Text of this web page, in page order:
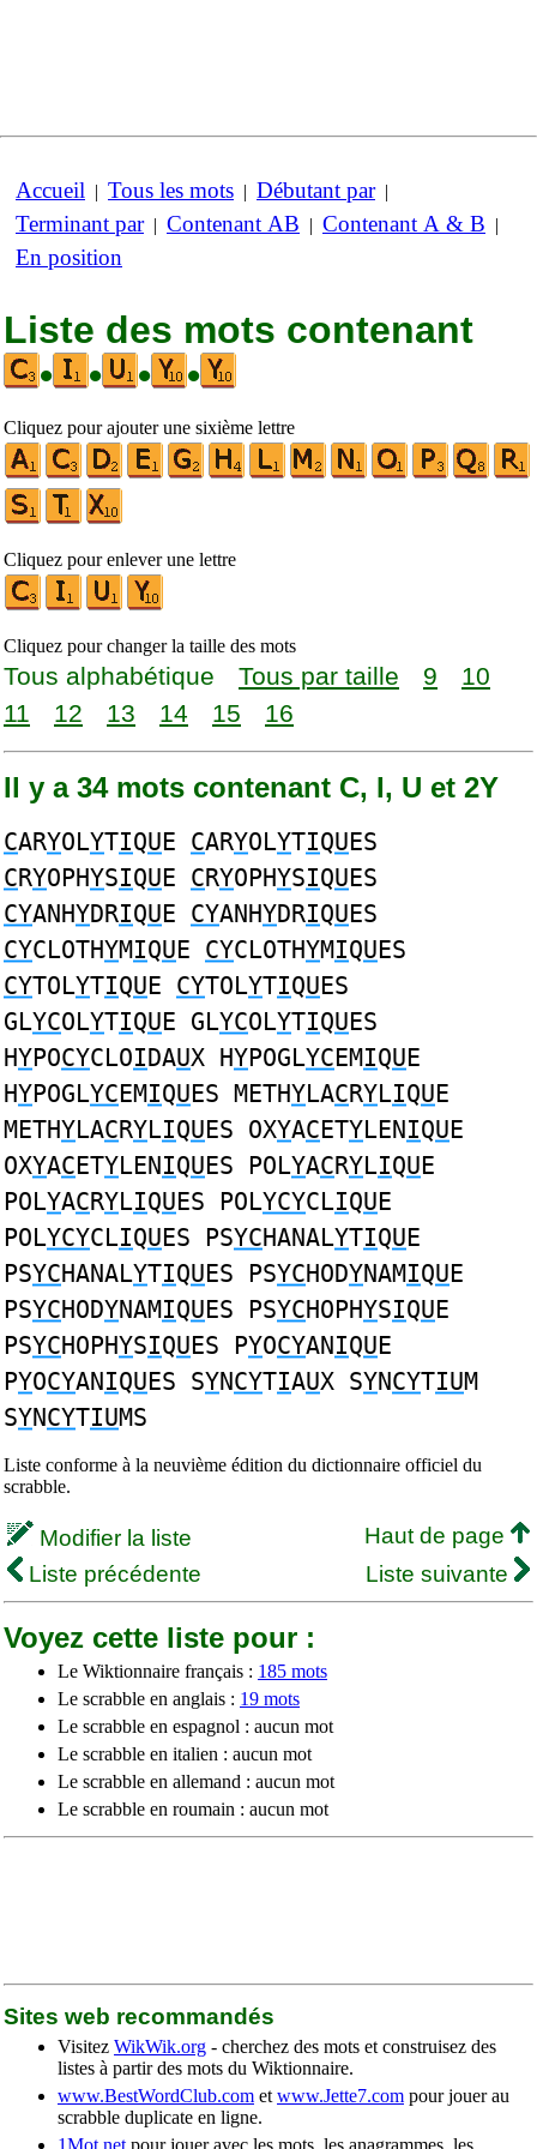
Accueil | Tous les mots | Débutant par|
Terminant par| Contenant AB | Contenant A & B |
En position
Liste des mots contenant
•
• • •
Cliquez pour ajouter une sixième lettre
Cliquez pour enlever une lettre
Cliquez pour changer la taille des mots
Tous alphabétique Tous par taille 9
10
11
12 13 14 15 16
Il y a 34 mots contenant C, I, U et 2Y
CARYOLYTIQUE CARYOLYTIQUES
CRYOPHYSIQUE CRYOPHYSIQUES
CYANHYDRIQUE CYANHYDRIQUES
CYCLOTHYMIQUE CYCLOTHYMIQUES
CYTOLYTIQUE CYTOLYTIQUES
GLYCOLYTIQUE GLYCOLYTIQUES
HYPOCYCLOIDAUX HYPOGLYCEMIQUE
HYPOGLYCEMIQUES METHYLACRYLIQUE
METHYLACRYLIQUES OXYACETYLENIQUE
OXYACETYLENIQUES POLYACRYLIQUE
POLYACRYLIQUES POLYCYCLIQUE
POLYCYCLIQUES PSYCHANALYTIQUE
PSYCHANALYTIQUES PSYCHODYNAMIQUE
PSYCHODYNAMIQUES PSYCHOPHYSIQUE
PSYCHOPHYSIQUES PYOCYANIQUE
PYOCYANIQUES SYNCYTIAUX SYNCYTIUM
SYNCYTIUMS
Liste conforme à la neuvième édition du dictionnaire officiel du
scrabble.
Modifier la liste
Haut de page
Liste précédente
Liste suivante
Voyez cette liste pour :
Le Wiktionnaire français : 185 mots
Le scrabble en anglais : 19 mots
Le scrabble en espagnol : aucun mot
Le scrabble en italien : aucun mot
Le scrabble en allemand : aucun mot
Le scrabble en roumain : aucun mot
Sites web recommandés
Visitez WikWik.org - cherchez des mots et construisez des
listes à partir des mots du Wiktionnaire.
www.BestWordClub.com et www.Jette7.com pour jouer au
scrabble duplicate en ligne.
1Mot.net pour jouer avec les mots, les anagrammes, les